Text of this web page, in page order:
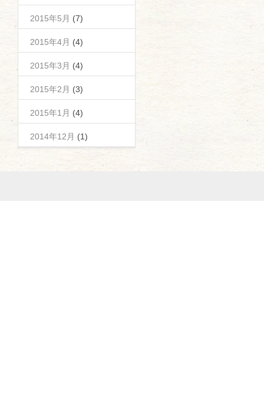
2015年5月 (7)
2015年4月 (4)
2015年3月 (4)
2015年2月 (3)
2015年1月 (4)
2014年12月 (1)